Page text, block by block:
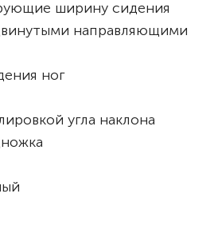
ширину сидения
направляющими
ног
угла наклона